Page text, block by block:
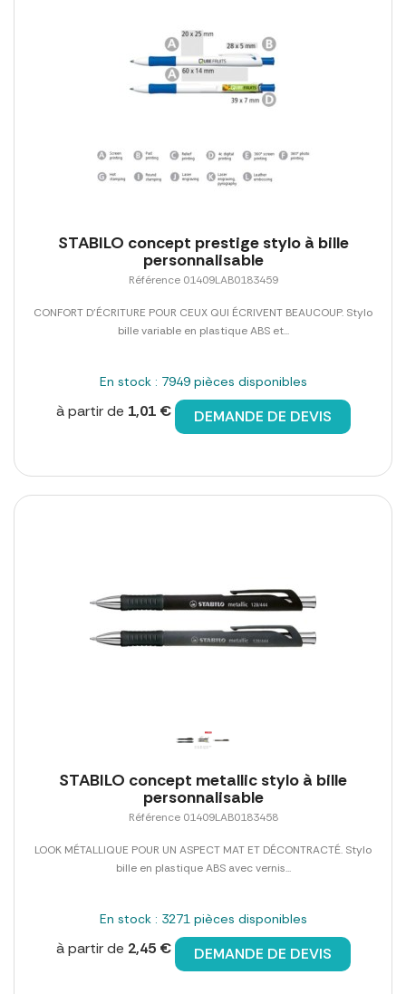
STABILO concept prestige stylo à bille
personnalisable
Référence 01409LAB0183459
CONFORT D'ÉCRITURE POUR CEUX QUI ÉCRIVENT BEAUCOUP. Stylo
bille variable en plastique ABS et...
En stock : 7949 pièces disponibles
à partir de 1,01 € DEMANDE DE DEVIS
STABILO concept metallic stylo à bille
personnalisable
Référence 01409LAB0183458
LOOK MÉTALLIQUE POUR UN ASPECT MAT ET DÉCONTRACTÉ. Stylo
bille en plastique ABS avec vernis...
En stock : 3271 pièces disponibles
à partir de 2,45 € DEMANDE DE DEVIS